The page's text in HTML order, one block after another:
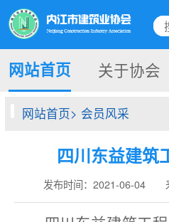
网站首页 关于协会
网站首页> 会员风采
四川东益建筑
发布时间：2021-06-04